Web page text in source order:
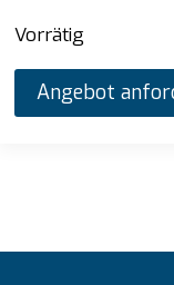
Vorrätig
Angebot